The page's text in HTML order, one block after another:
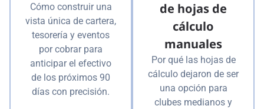
Cómo construir una
vista única de cartera,
tesorería y eventos
por cobrar para
anticipar el efectivo
de los próximos 90
días con precisión.
de hojas de
cálculo
manuales
Por qué las hojas de
cálculo dejaron de ser
una opción para
clubes medianos y